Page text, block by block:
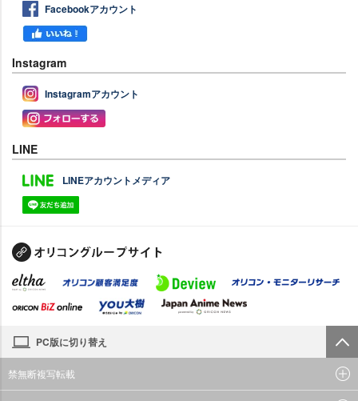
Facebookアカウント
Instagram
Instagramアカウント
LINE
LINEアカウントメディア
PC版に切り替え
禁無断複写転載